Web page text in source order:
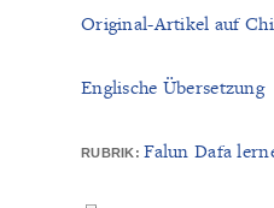
Original-Artikel auf
Englische Übersetzung
RUBRIK: Falun Dafa